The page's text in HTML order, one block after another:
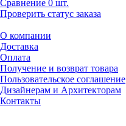
Сравнение 0 шт.
Проверить статус заказа
О компании
Доставка
Оплата
Получение и возврат товара
Пользовательское соглашение
Дизайнерам и Архитекторам
Контакты